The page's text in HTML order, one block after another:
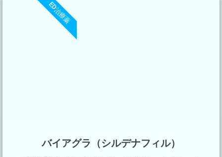
バイアグラ（シルデナフィル）
ED治療薬